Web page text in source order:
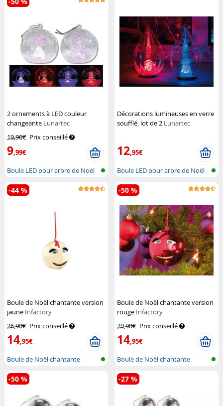
2 ornements à LED couleur
changeante Lunartec
19,90€ Prix conseillé
9,99€
Boule LED pour arbre de Noël
Décorations lumineuses en verre
soufflé, lot de 2 Lunartec
12,95€
Boule LED pour arbre de Noël
Boule de Noël chantante version
jaune Infactory
26,90€ Prix conseillé
14,95€
-44 %
Boule de Noël chantante
Boule de Noël chantante version
rouge Infactory
29,90€ Prix conseillé
14,95€
-50 %
Boule de Noël chantante
-50 % -27 %